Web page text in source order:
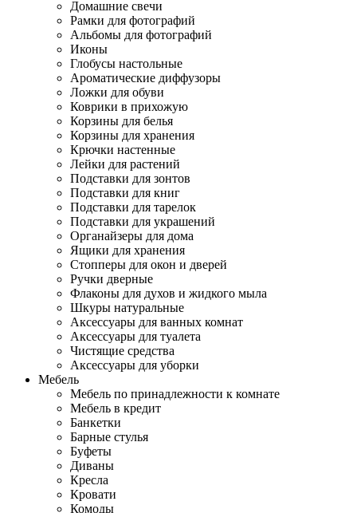
Домашние свечи
Рамки для фотографий
Альбомы для фотографий
Иконы
Глобусы настольные
Ароматические диффузоры
Ложки для обуви
Коврики в прихожую
Корзины для белья
Корзины для хранения
Крючки настенные
Лейки для растений
Подставки для зонтов
Подставки для книг
Подставки для тарелок
Подставки для украшений
Органайзеры для дома
Ящики для хранения
Стопперы для окон и дверей
Ручки дверные
Флаконы для духов и жидкого мыла
Шкуры натуральные
Аксессуары для ванных комнат
Аксессуары для туалета
Чистящие средства
Аксессуары для уборки
Мебель
Мебель по принадлежности к комнате
Мебель в кредит
Банкетки
Барные стулья
Буфеты
Диваны
Кресла
Кровати
Комоды